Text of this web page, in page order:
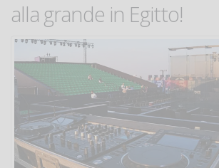
alla grande in Egitto!